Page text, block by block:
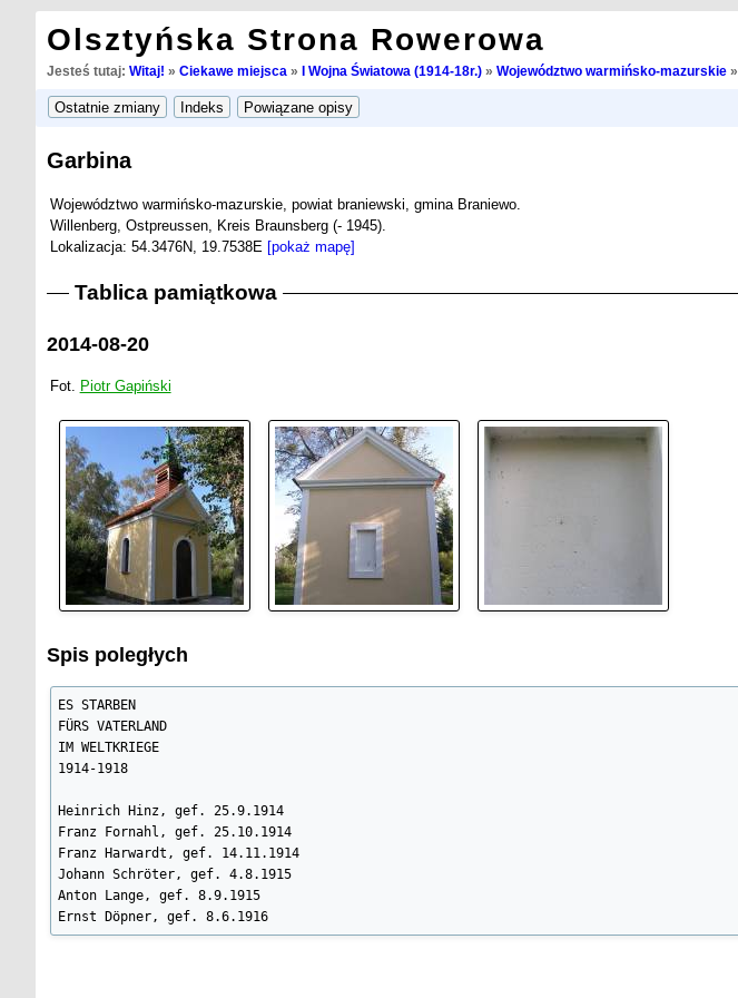
Olsztyńska Strona Rowerowa
Jesteś tutaj: Witaj! » Ciekawe miejsca » I Wojna Światowa (1914-18r.)» Województwo warmińsko-mazurskie»
Garbina
Województwo warmińsko-mazurskie, powiat braniewski, gmina Braniewo.
Willenberg, Ostpreussen, Kreis Braunsberg (- 1945).
Lokalizacja: 54.3476N, 19.7538E [pokaż mapę]
Tablica pamiątkowa
2014-08-20
Fot. Piotr Gapiński
Spis poległych
ES STARBEN
FÜRS VATERLAND
IM WELTKRIEGE
1914-1918
Heinrich Hinz, gef. 25.9.1914
Franz Fornahl, gef. 25.10.1914
Franz Harwardt, gef. 14.11.1914
Johann Schröter, gef. 4.8.1915
Anton Lange, gef. 8.9.1915
Ernst Döpner, gef. 8.6.1916